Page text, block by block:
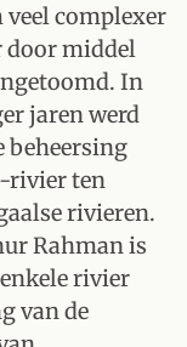
complexer
door middel
In
jaren werd
beheersing
rivier ten
rivieren.
Rahman is
rivier
van de